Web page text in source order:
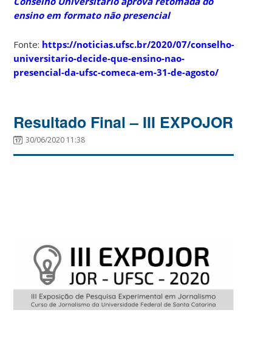
ensino em formato não presencial
Fonte: https://noticias.ufsc.br/2020/07/conselho-
universitario-decide-que-ensino-nao-
presencial-da-ufsc-comeca-em-31-de-agosto/
Resultado Final – III EXPOJOR
30/06/2020 11:38